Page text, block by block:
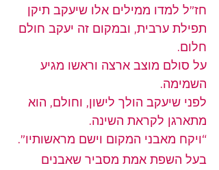
חז”ל למדו ממילים אלו שיעקב תיקן
תפילת ערבית, ובמקום זה יעקב חולם
חלום.
על סולם מוצב ארצה וראשו מגיע
השמימה.
לפני שיעקב הולך לישון, וחולם, הוא
מתארגן לקראת השינה.
“ויקח מאבני המקום וישם מראשותיו”.
בעל השפת אמת מסביר שאבנים